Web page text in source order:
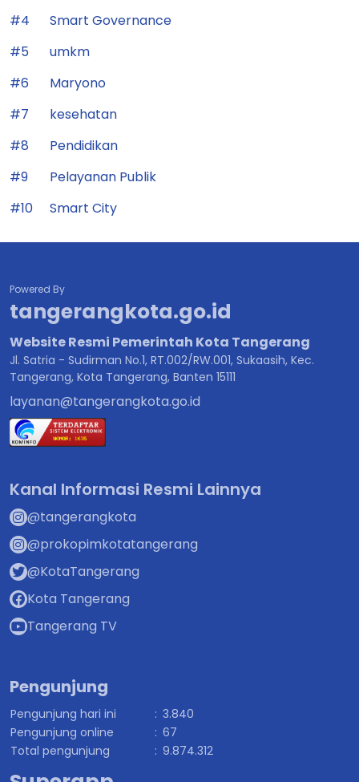
#4
Smart Governance
#5
umkm
#6
Maryono
#7
kesehatan
#8
Pendidikan
#9
Pelayanan Publik
#10
Smart City
Powered By
tangerangkota.go.id
Website Resmi Pemerintah Kota Tangerang
Jl. Satria - Sudirman No.1, RT.002/RW.001, Sukaasih, Kec.
Tangerang, Kota Tangerang, Banten 15111
layanan@tangerangkota.go.id
Kanal Informasi Resmi Lainnya
@tangerangkota
@prokopimkotatangerang
@KotaTangerang
Kota Tangerang
Tangerang TV
Pengunjung
Pengunjung hari ini : 3.840
Pengunjung online
: 67
Total pengunjung
: 9.874.312